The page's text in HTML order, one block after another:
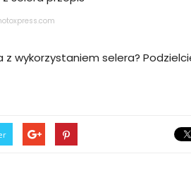
wykorzystaniem selera?